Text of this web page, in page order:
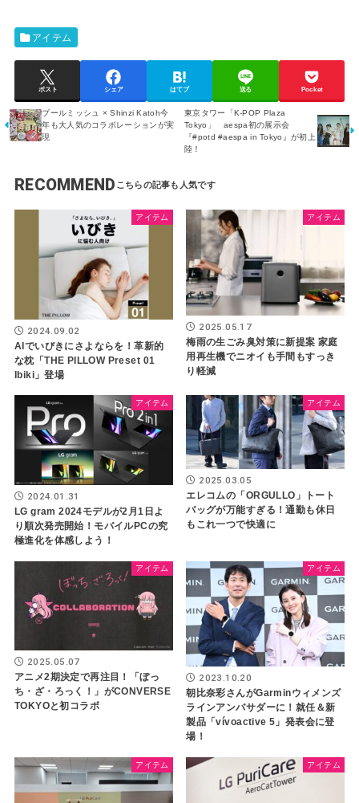
アイテム
ポスト シェア はてブ 送る Pocket
ブールミッシュ × Shinzi Katoh今
年も大人気のコラボレーションが実
現
東京タワー「K-POP Plaza
Tokyo」 aespa初の展示会
『#potd #aespa in Tokyo』が初上
陸！
RECOMMEND
アイテム
2024.09.02
AIでいびきにさよならを！革新的
な枕「THE PILLOW Preset 01
Ibiki」登場
アイテム
2025.05.17
梅雨の生ごみ臭対策に新提案 家庭
用再生機でニオイも手間もすっき
り軽減
アイテム
2024.01.31
LG gram 2024モデルが2月1日よ
り順次発売開始！モバイルPCの究
極進化を体感しよう！
アイテム
2025.03.05
エレコムの「ORGULLO」トート
バッグが万能すぎる！通勤も休日
もこれ一つで快適に
アイテム
2025.05.07
アニメ2期決定で再注目！「ぼっ
ち・ざ・ろっく！」がCONVERSE
TOKYOと初コラボ
アイテム
2023.10.20
朝比奈彩さんがGarminウィメンズ
ラインアンバサダーに！就任＆新
製品「vívoactive 5」発表会に登
場！
アイテム アイテム